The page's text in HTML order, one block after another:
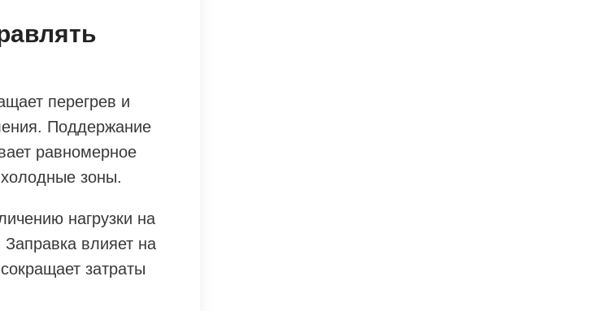
перегрев и
Поддержание
равномерное
зоны.
нагрузки на
влияет на
затраты